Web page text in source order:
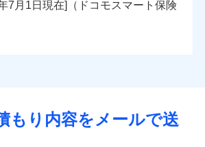
月
日現在]（ドコモスマート保険
もり内容をメールで送